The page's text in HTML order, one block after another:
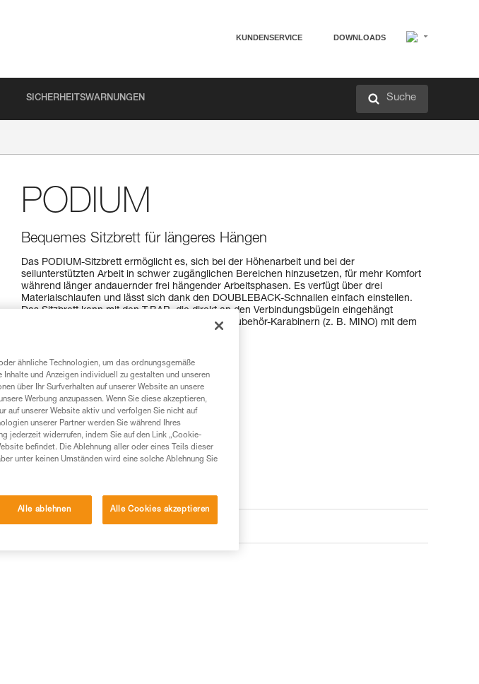
KUNDENSERVICE DOWNLOADS
SICHERHEITSWARNUNGEN Suche
PODIUM
Bequemes Sitzbrett für längeres Hängen
Das PODIUM-Sitzbrett ermöglicht es, sich bei der Höhenarbeit und bei der
seilunterstützten Arbeit in schwer zugänglichen Bereichen hinzusetzen, für mehr Komfort
während länger andauernder frei hängender Arbeitsphasen. Es verfügt über drei
Materialschlaufen und lässt sich dank den DOUBLEBACK-Schnallen einfach einstellen.
Das Sitzbrett kann mit den T-BAR, die direkt an den Verbindungsbügeln eingehängt
werden, oder mit Verbindungselementen oder Zubehör-Karabinern (z. B. MINO) mit dem
Einen Händler finden
ähnliche Technologien, um das ordnungsgemäße
und Anzeigen individuell zu gestalten und unseren
über Ihr Surfverhalten auf unserer Website an unsere
Werbung anzupassen. Wenn Sie diese akzeptieren,
auf unserer Website aktiv und verfolgen Sie nicht auf
unserer Partner werden Sie während Ihres
jederzeit widerrufen, indem Sie auf den Link „Cookie-
befindet. Die Ablehnung aller oder eines Teils dieser
unter keinen Umständen wird eine solche Ablehnung Sie
Alle ablehnen Alle Cookies akzeptieren